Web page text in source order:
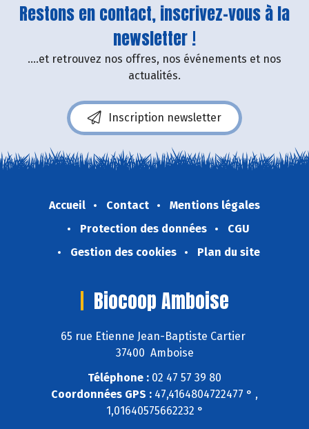
Restons en contact, inscrivez-vous à la
newsletter !
....et retrouvez nos offres, nos événements et nos
actualités.
Inscription newsletter
Accueil Contact
Mentions légales
Protection des données
CGU
Gestion des cookies
Plan du site
Biocoop Amboise
65 rue Etienne Jean-Baptiste Cartier
37400 Amboise
Téléphone : 02 47 57 39 80
Coordonnées GPS : 47,4164804722477 ° ,
1,01640575662232 °